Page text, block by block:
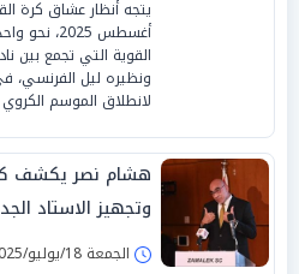
أغسطس
القوية التي تجمع بين
ونظيره ليل الفرنسي،
لانطلاق الموسم الكروي الجديد
هشام نصر يكشف
وتجهيز الاستاد
الجمعة 18/يوليو/2025 - 11:35 م